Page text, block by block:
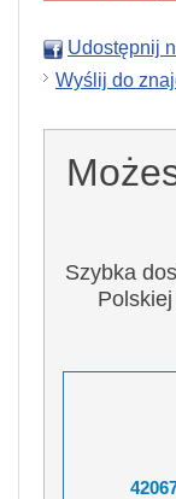
Udostępnij
Wyślij do
Szybka